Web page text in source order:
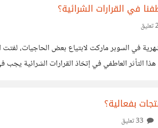
في القرارات الشرائية؟
في السوبر ماركت لابتياع بعض الحاجيات، لفتت
التأثر العاطفي في إتخاذ القرارات الشرائية
بفعالية؟